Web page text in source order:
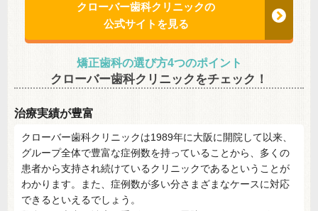
クローバー歯科クリニックの
公式サイトを見る
矯正歯科の選び方4つのポイント
クローバー歯科クリニックをチェック！
治療実績が豊富
クローバー歯科クリニックは1989年に大阪に開院して以来、
グループ全体で豊富な症例数を持っていることから、多くの
患者から支持され続けているクリニックであるということが
わかります。また、症例数が多い分さまざまなケースに対応
できるといえるでしょう。